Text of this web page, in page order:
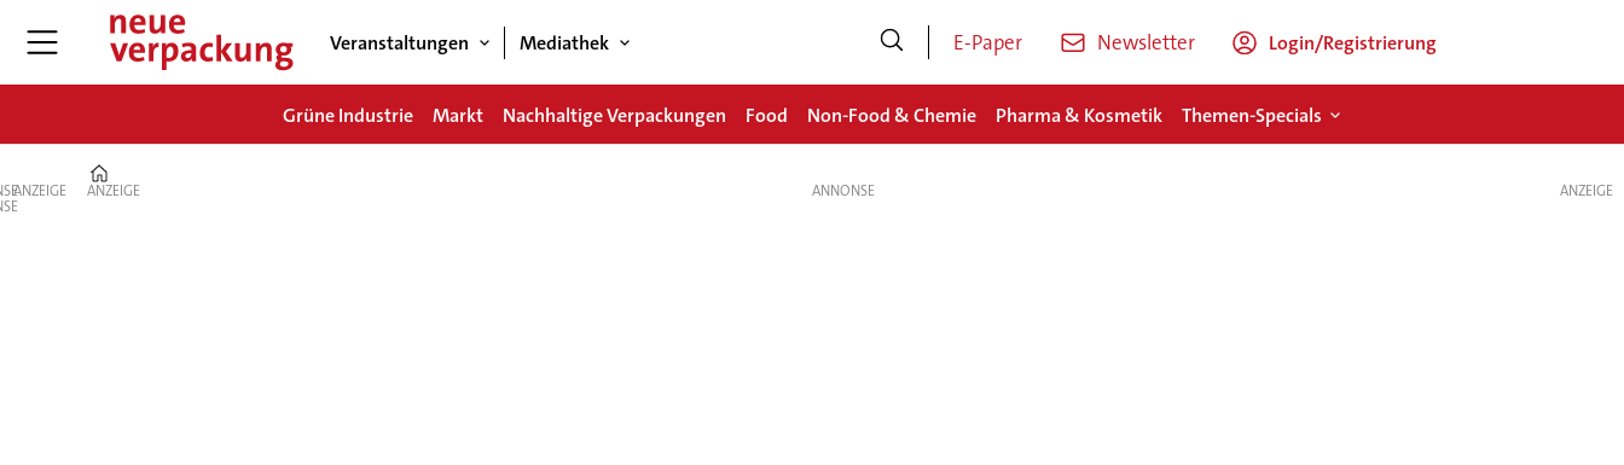
Veranstaltungen Mediathek E-Paper Newsletter Login/Registrierung
Grüne Industrie Markt Nachhaltige Verpackungen Food Non-Food & Chemie Pharma & Kosmetik Themen-Specials
ANZEIGE ANZEIGE ANZEIGE